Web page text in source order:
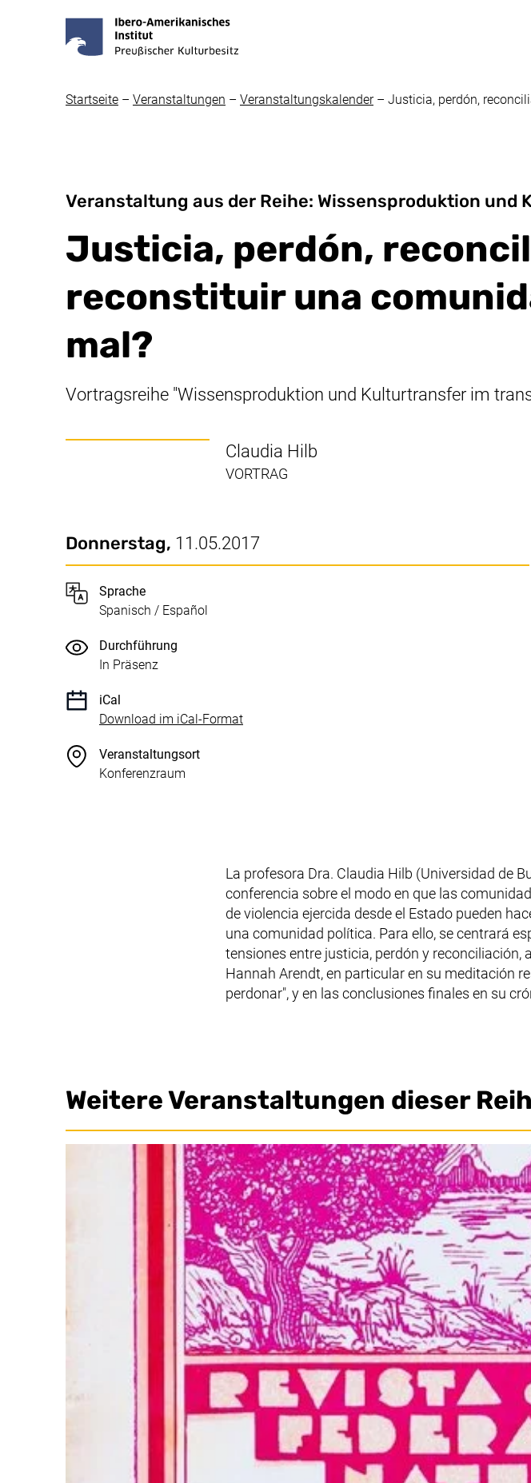
Startseite – Veranstaltungen – Veranstaltungskalender – Justicia, perdón,
Veranstaltung aus der Reihe: Wissensproduktion
Justicia, perdón,
reconstituir una
mal?
Vortragsreihe "Wissensproduktion und Kulturtransfer im
Claudia Hilb
VORTRAG
Wichtige Details
Datum / Dauer:
Donnerstag, 11.05.2017
Sprache
Spanisch / Español
Durchführung
In Präsenz
iCal
Download im iCal-Format, 1 KB (öffnet neues Fenster)
Veranstaltungsort
Konferenzraum
La profesora Dra. Claudia Hilb (Universidad de
conferencia sobre el modo en que las
de violencia ejercida desde el Estado pueden
una comunidad política. Para ello, se centrará
tensiones entre justicia, perdón y
Hannah Arendt, en particular en su meditación
perdonar", y en las conclusiones finales en su
Weitere Veranstaltungen dieser